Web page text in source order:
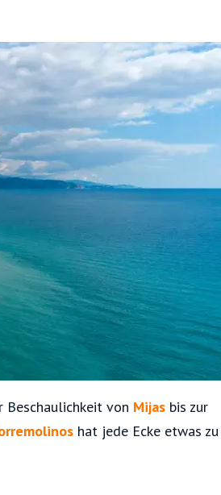
Beschaulichkeit von Mijas bis zur
hat jede Ecke etwas zu